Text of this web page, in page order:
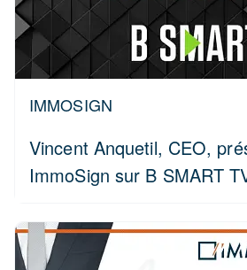
IMMOSIGN
Vincent Anquetil, CEO,
ImmoSign sur B SMART